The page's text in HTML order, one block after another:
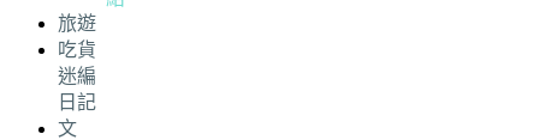
旅遊
吃貨
迷編
日記
文